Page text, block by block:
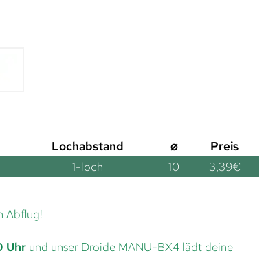
Lochabstand ⌀
Preis
1-loch 10 3,39€
Abflug!
Uhr und unser Droide MANU-BX4 lädt deine